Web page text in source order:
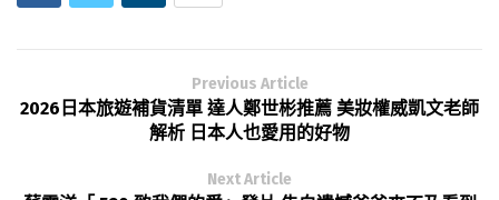
Previous Article
2026日本旅遊補貨清單 達人鄭世彬推薦 美妝權威凱文老師
解析 日本人也愛用的好物
Next Article